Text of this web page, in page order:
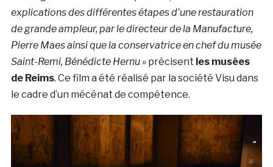
explications des différentes étapes d’une restauration
de grande ampleur, par le directeur de la Manufacture,
Pierre Maes ainsi que la conservatrice en chef du musée
Saint-Remi, Bénédicte Hernu »précisent les musées
de Reims. Ce film a été réalisé par la société Visu dans
le cadre d’un mécénat de compétence.